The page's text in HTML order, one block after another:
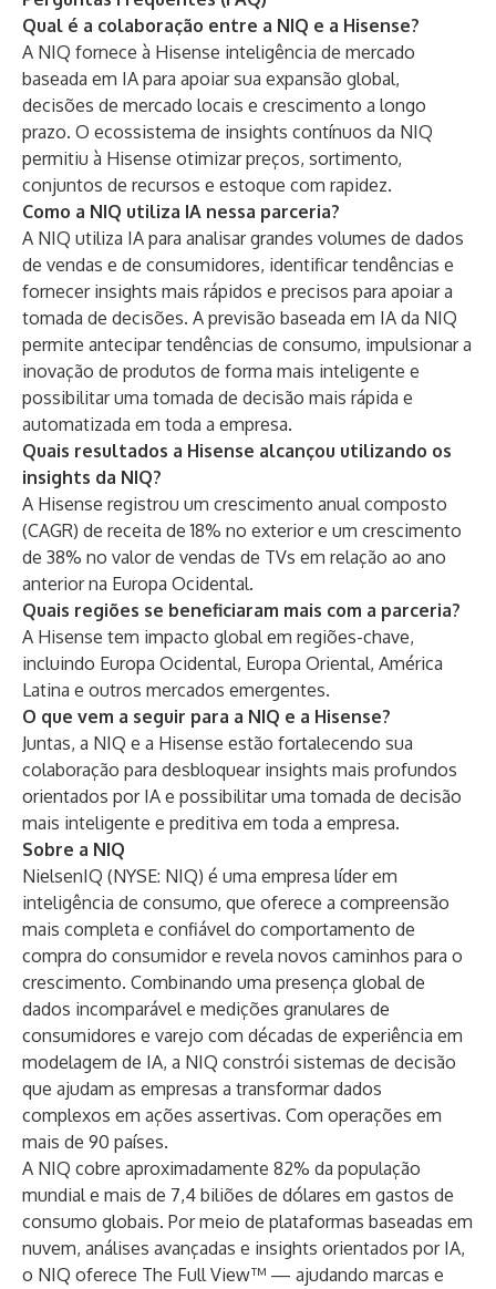
Qual é a colaboração entre a NIQ e a Hisense?
A NIQ fornece à Hisense inteligência de mercado
baseada em IA para apoiar sua expansão global,
decisões de mercado locais e crescimento a longo
prazo. O ecossistema de insights contínuos da NIQ
permitiu à Hisense otimizar preços, sortimento,
conjuntos de recursos e estoque com rapidez.
Como a NIQ utiliza IA nessa parceria?
A NIQ utiliza IA para analisar grandes volumes de dados
de vendas e de consumidores, identificar tendências e
fornecer insights mais rápidos e precisos para apoiar a
tomada de decisões. A previsão baseada em IA da NIQ
permite antecipar tendências de consumo, impulsionar a
inovação de produtos de forma mais inteligente e
possibilitar uma tomada de decisão mais rápida e
automatizada em toda a empresa.
Quais resultados a Hisense alcançou utilizando os
insights da NIQ?
A Hisense registrou um crescimento anual composto
(CAGR) de receita de 18% no exterior e um crescimento
de 38% no valor de vendas de TVs em relação ao ano
anterior na Europa Ocidental.
Quais regiões se beneficiaram mais com a parceria?
A Hisense tem impacto global em regiões-chave,
incluindo Europa Ocidental, Europa Oriental, América
Latina e outros mercados emergentes.
O que vem a seguir para a NIQ e a Hisense?
Juntas, a NIQ e a Hisense estão fortalecendo sua
colaboração para desbloquear insights mais profundos
orientados por IA e possibilitar uma tomada de decisão
mais inteligente e preditiva em toda a empresa.
Sobre a NIQ
NielsenIQ (NYSE: NIQ) é uma empresa líder em
inteligência de consumo, que oferece a compreensão
mais completa e confiável do comportamento de
compra do consumidor e revela novos caminhos para o
crescimento. Combinando uma presença global de
dados incomparável e medições granulares de
consumidores e varejo com décadas de experiência em
modelagem de IA, a NIQ constrói sistemas de decisão
que ajudam as empresas a transformar dados
complexos em ações assertivas. Com operações em
mais de 90 países.
A NIQ cobre aproximadamente 82% da população
mundial e mais de 7,4 biliões de dólares em gastos de
consumo globais. Por meio de plataformas baseadas em
nuvem, análises avançadas e insights orientados por IA,
o NIQ oferece The Full View™ — ajudando marcas e